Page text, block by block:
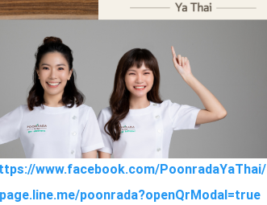
www.facebook.com/PoonradaYaThai/
poonrada?openQrModal=true